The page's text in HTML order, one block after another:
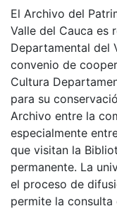
El Archivo del
Valle del Cauca es
Departamental del
convenio de
Cultura
para su
Archivo entre la
especialmente
que visitan la
permanente. La
el proceso de
permite la consulta